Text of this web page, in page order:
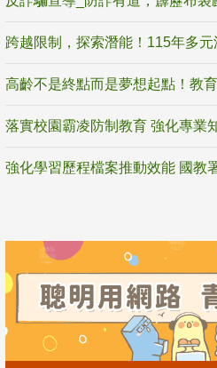
落實校園霸凌防制教育 強化專業